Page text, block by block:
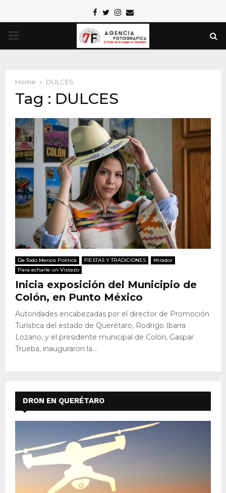
Facebook
TwitterInstagram
Email
PRIMARY
Home DULCES
Tag : DULCES
De Todo Menos Politica FIESTAS Y TRADICIONES
Mirador
Para echarle un Vistazo
Inicia exposición del Municipio de
Colón, en Punto México
Autoridades encabezadas por el director de Promoción
Turística del estado de Querétaro, Rodrigo Ibarra
Lozano, y el presidente municipal de Colón, Gaspar
Trueba, inauguraron la...
DRON EN QUERÉTARO